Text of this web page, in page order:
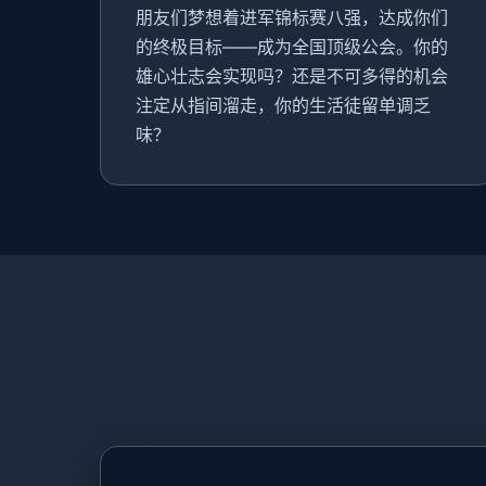
朋友们梦想着进军锦标赛八强，达成你们
的终极目标——成为全国顶级公会。你的
雄心壮志会实现吗？还是不可多得的机会
注定从指间溜走，你的生活徒留单调乏
味？